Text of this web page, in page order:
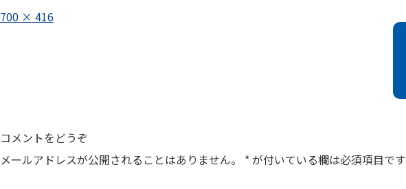
フ
ル
700 × 416
ー
シ
コメントをどうぞ
メールアドレスが公開されることはありません。
*が付いている欄は必須項目です